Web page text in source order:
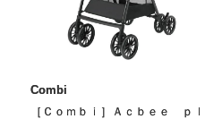
Combi
［Ｃｏｍｂｉ］Ａｃｂｅｅ ｐｌ